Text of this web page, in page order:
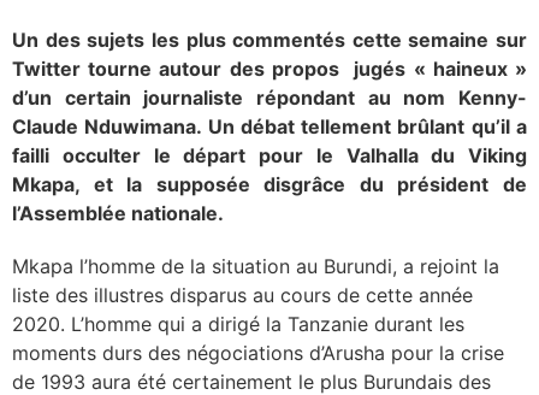
Un des sujets les plus commentés cette semaine sur
Twitter tourne autour des propos jugés « haineux »
d’un certain journaliste répondant au nom Kenny-
Claude Nduwimana. Un débat tellement brûlant qu’il a
failli occulter le départ pour le Valhalla du Viking
Mkapa, et la supposée disgrâce du président de
l’Assemblée nationale.
Mkapa l’homme de la situation au Burundi, a rejoint la
liste des illustres disparus au cours de cette année
2020. L’homme qui a dirigé la Tanzanie durant les
moments durs des négociations d’Arusha pour la crise
de 1993 aura été certainement le plus Burundais des